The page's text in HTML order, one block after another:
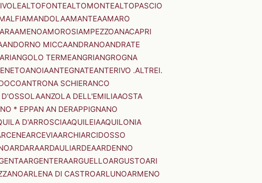
ALTOFONTEALTOMONTEALTOPASCIO
AMANDOLAAMANTEAAMARO
AMENOAMOROSIAMPEZZOANACAPRI
ANDORNO MICCAANDRANOANDRATE
ANGOLO TERMEANGRIANGROGNA
ANOIAANTEGNATEANTERIVO .ALTREI.
ANTRONA SCHIERANCO
ANZOLA DELL'EMILIAAOSTA
* EPPAN AN DERAPPIGNANO
D'ARROSCIAAQUILEIAAQUILONIA
ARCEVIAARCHIARCIDOSSO
ARDARAARDAULIARDEAARDENNO
ARGENTERAARGUELLOARGUSTOARI
ARLENA DI CASTROARLUNOARMENO